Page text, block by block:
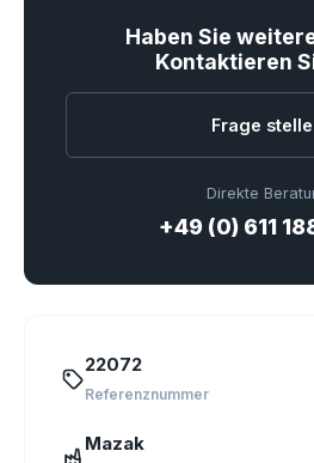
Haben Sie
Kontaktieren
Frage
Direkte
+49 (0) 611
22072
Referenznummer
Mazak